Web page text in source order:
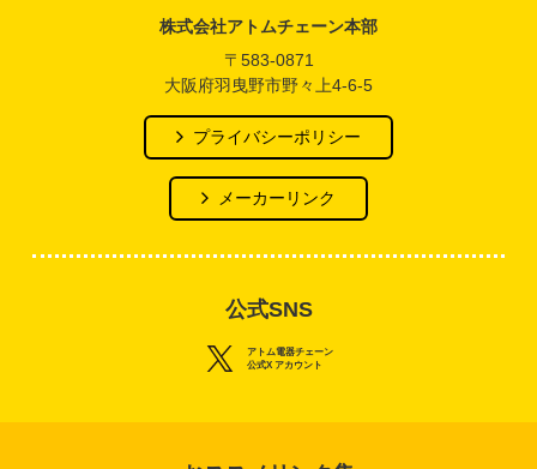
株式会社アトムチェーン本部
〒583-0871
大阪府羽曳野市野々上4-6-5
プライバシーポリシー
メーカーリンク
公式SNS
アトム電器チェーン
公式X アカウント